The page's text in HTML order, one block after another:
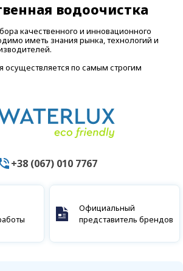
водоочистка
качественного и инновационного
иметь знания рынка, технологий и
осуществляется по самым строгим
+38 (067) 010 7767
Официальный
представитель брендов